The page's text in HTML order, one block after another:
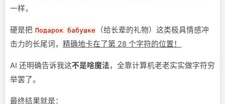
一样，
硬是把 Подарок бабушке
（给长辈的礼物）这类极具情感冲
击力的长尾词， 精确地卡在了第 28 个字符的位置！
AI 还明确告诉我这不是啥魔法，全靠计算机老老实实做字符穷
举罢了。
最终结果就是：